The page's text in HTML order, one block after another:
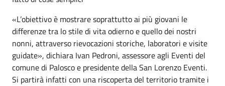
«L’obiettivo è mostrare soprattutto ai più giovani le
differenze tra lo stile di vita odierno e quello dei nostri
nonni, attraverso rievocazioni storiche, laboratori e visite
guidate», dichiara Ivan Pedroni, assessore agli Eventi del
comune di Palosco e presidente della San Lorenzo Eventi.
Si partirà infatti con una riscoperta del territorio tramite i